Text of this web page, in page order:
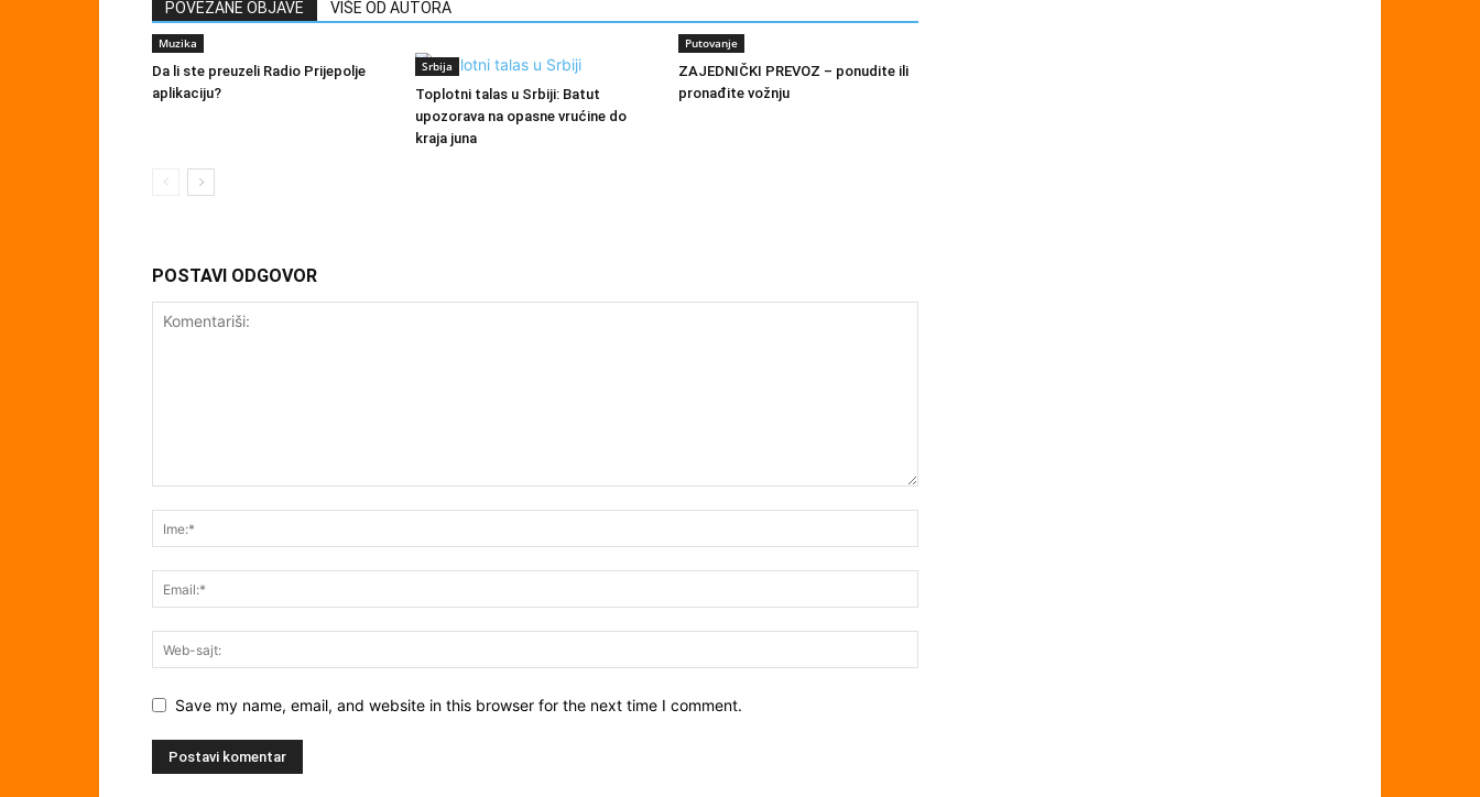
POVEZANE OBJAVE VIŠE OD AUTORA
Muzika
Da li ste preuzeli Radio Prijepolje
aplikaciju?
Srbija
Toplotni talas u Srbiji: Batut
upozorava na opasne vrućine do
kraja juna
Putovanje
ZAJEDNIČKI PREVOZ – ponudite ili
pronađite vožnju
POSTAVI ODGOVOR
Save my name, email, and website in this browser for the next time I comment.